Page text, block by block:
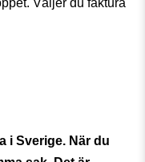
i Sverige. När du